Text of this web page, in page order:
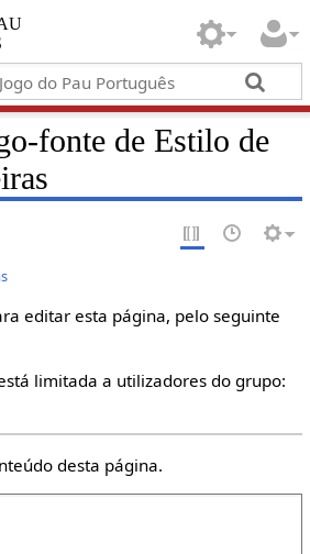
fonte de Estilo de
editar esta página, pelo seguinte
limitada a utilizadores do grupo:
desta página.